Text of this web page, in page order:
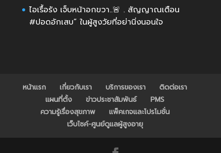
ไอเรื้อรัง เจ็บหน้าอกขวา..🚨 . สัญญาณเตือน
#ปอดอักเสบ” ในผู้สูงวัยที่อย่านิ่งนอนใจ
หน้าแรก เกี่ยวกับเรา บริการของเรา
ติดต่อเรา
แผนที่ตั้ง
ข่าวประชาสัมพันธ์
PMS
ความรู้เรื่องสุขภาพ
แพ็คเกจและโปรโมชั่น
เว็บไซค์-ศูนย์ดูแลผู้สูงอายุ